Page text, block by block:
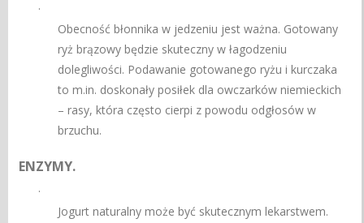
·
Obecność błonnika w jedzeniu jest ważna. Gotowany
ryż brązowy będzie skuteczny w łagodzeniu
dolegliwości. Podawanie gotowanego ryżu i kurczaka
to m.in. doskonały posiłek dla owczarków niemieckich
– rasy, która często cierpi z powodu odgłosów w
brzuchu.
ENZYMY.
·
Jogurt naturalny może być skutecznym lekarstwem.